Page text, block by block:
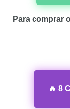
Para comprar
🔥 8